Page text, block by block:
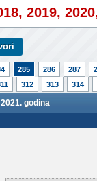
2019,
285 286 287
312 313 314
godina